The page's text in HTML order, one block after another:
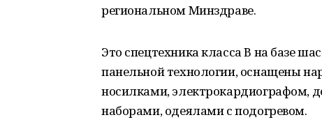
региональном Минздраве.
Это спецтехника класса В на базе
панельной технологии, оснащены
носилками,
наборами, одеялами с подогревом.